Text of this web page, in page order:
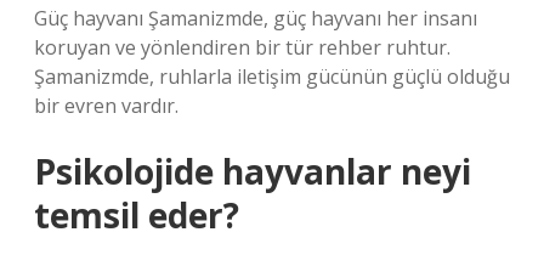
Güç hayvanı Şamanizmde, güç hayvanı her insanı
koruyan ve yönlendiren bir tür rehber ruhtur.
Şamanizmde, ruhlarla iletişim gücünün güçlü olduğu
bir evren vardır.
Psikolojide hayvanlar neyi
temsil eder?